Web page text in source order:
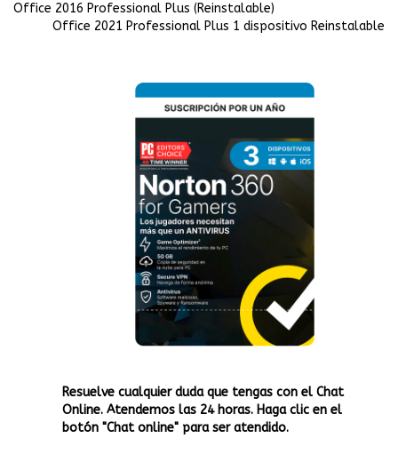
Office 2016 Professional Plus (Reinstalable)
Office 2021 Professional Plus 1 dispositivo Reinstalable
Resuelve cualquier duda que tengas con el Chat
Online. Atendemos las 24 horas. Haga clic en el
botón "Chat online" para ser atendido.